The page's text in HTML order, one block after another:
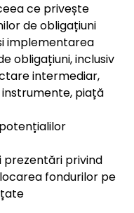
ce privește
de obligațiuni
implementarea
obligațiuni, inclusiv
intermediar,
piață
prezentări privind
fondurilor pe